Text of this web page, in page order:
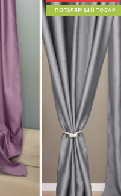
ПОПУЛЯРНЫЙ ТОВАР